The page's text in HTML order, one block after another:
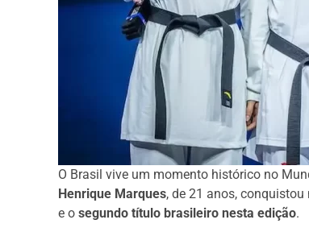
O Brasil vive um momento histórico no
Henrique Marques, de 21 anos,
e o segundo título brasileiro nesta edição.